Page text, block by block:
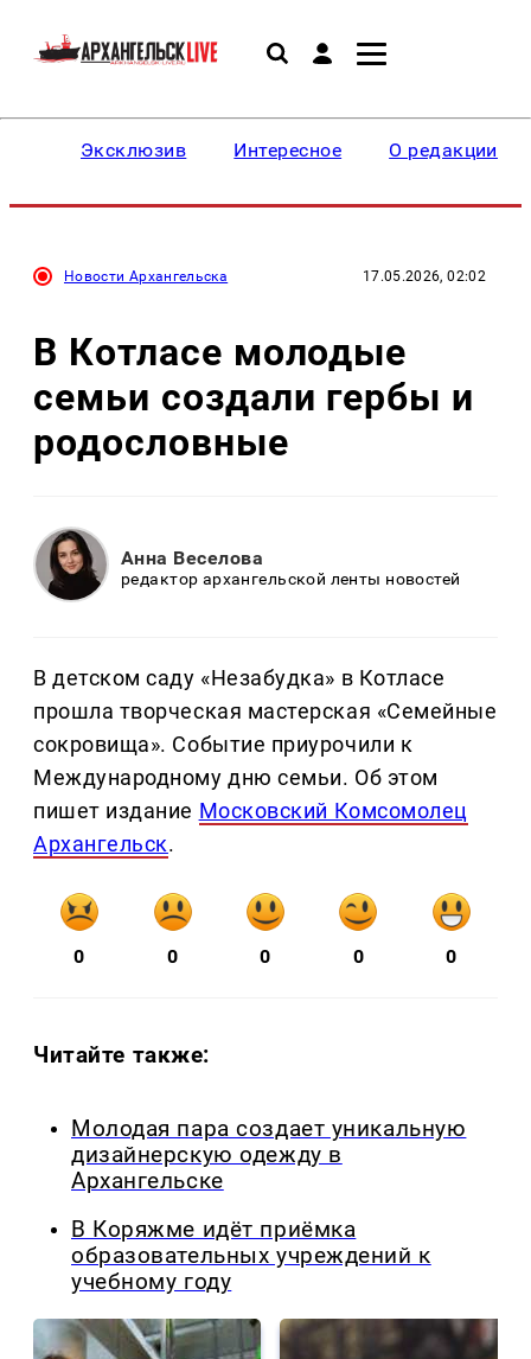
Эксклюзив Интересное О редакции
Новости Архангельска 17.05.2026, 02:02
В Котласе молодые
семьи создали гербы и
родословные
Анна Веселова
редактор архангельской ленты новостей
В детском саду «Незабудка» в Котласе
прошла творческая мастерская «Семейные
сокровища». Событие приурочили к
Международному дню семьи. Об этом
пишет издание Московский Комсомолец
Архангельск.
0 0 0 0 0
Читайте также:
Молодая пара создает уникальную
дизайнерскую одежду в
Архангельске
В Коряжме идёт приёмка
образовательных учреждений к
учебному году